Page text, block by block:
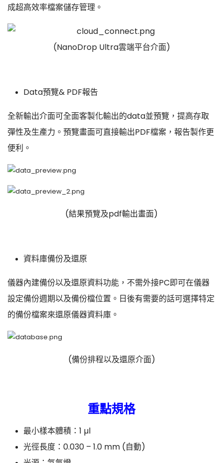
成超高效率檔案儲存管理。
(NanoDrop Ultra雲端平台介面)
Data預覽& PDF報告
全新輸出介面可全面客製化輸出的data並預覽，提高存取
彈性及生產力。預覽畫面可直接輸出PDF檔案，報告製作更
便利。
(結果預覽及pdf輸出畫面)
資料庫備份及還原
儀器內建備份以及還原資料功能，不需外接PC即可在儀器
設定備份週期以及備份檔位置。日後有需要的話可選擇特定
的備份檔案來還原儀器資料庫。
(備份排程以及還原介面)
重點規格
最小樣本體積：1 µl
光徑長度：0.030 – 1.0 mm (自動)